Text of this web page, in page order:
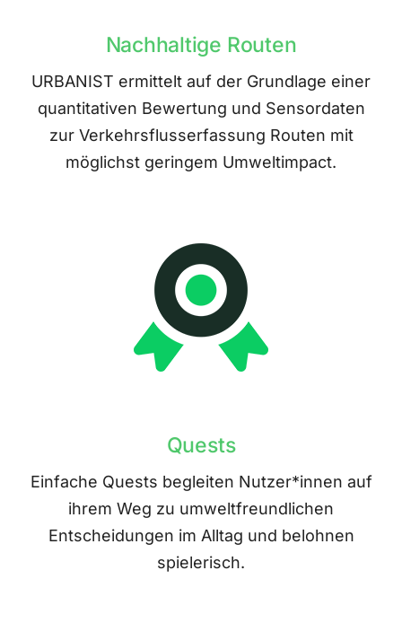
Nachhaltige Routen
URBANIST ermittelt auf der Grundlage einer
quantitativen Bewertung und Sensordaten
zur Verkehrsflusserfassung Routen mit
möglichst geringem Umweltimpact.
Quests
Einfache Quests begleiten Nutzer*innen auf
ihrem Weg zu umweltfreundlichen
Entscheidungen im Alltag und belohnen
spielerisch.